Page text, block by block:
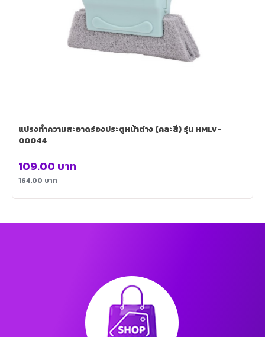
แปรงทําความสะอาดร่องประตูหน้าต่าง (คละสี) รุ่น HMLV-
00044
164.00บาท
109.00 บาท